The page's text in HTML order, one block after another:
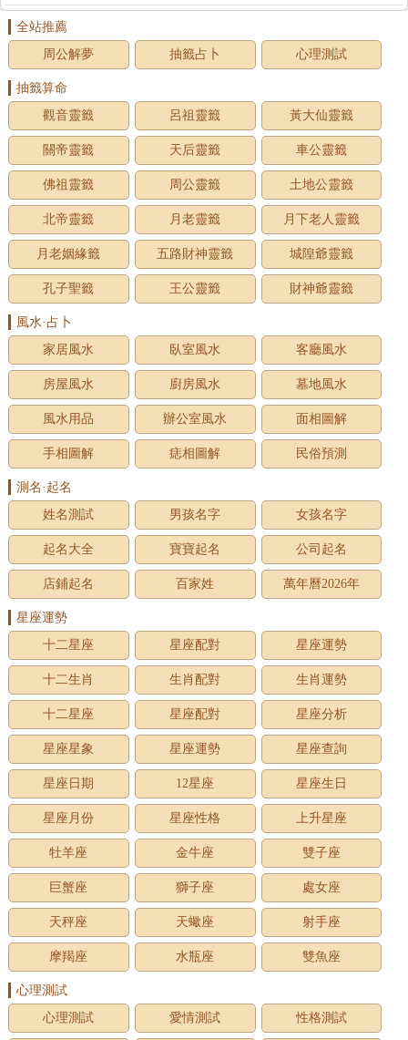
全站推薦
周公解夢
抽籤占卜 心理測試
抽籤算命
觀音靈籤
呂祖靈籤 黃大仙靈籤
關帝靈籤 天后靈籤 車公靈籤
佛祖靈籤 周公靈籤 土地公靈籤
北帝靈籤 月老靈籤 月下老人靈籤
月老姻緣籤 五路財神靈籤 城隍爺靈籤
孔子聖籤 王公靈籤 財神爺靈籤
風水·占卜
家居風水
臥室風水 客廳風水
房屋風水 廚房風水 墓地風水
風水用品 辦公室風水 面相圖解
手相圖解 痣相圖解 民俗預測
測名·起名
姓名測試
男孩名字 女孩名字
起名大全 寶寶起名 公司起名
店鋪起名 百家姓 萬年曆2026年
星座運勢
十二星座
星座配對 星座運勢
十二生肖 生肖配對 生肖運勢
十二星座 星座配對 星座分析
星座星象 星座運勢 星座查詢
星座日期 12星座 星座生日
星座月份 星座性格 上升星座
牡羊座 金牛座 雙子座
巨蟹座 獅子座 處女座
天秤座 天蠍座 射手座
摩羯座 水瓶座 雙魚座
心理測試
心理測試
愛情測試 性格測試